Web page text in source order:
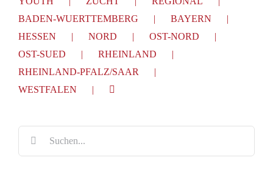
BADEN-WUERTTEMBERG
BAYERN
HESSEN
NORD
OST-NORD
OST-SUED
RHEINLAND
RHEINLAND-PFALZ/SAAR
WESTFALEN
Suche
nach: